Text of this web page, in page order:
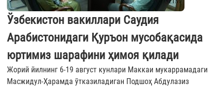
Ўзбекистон вакиллари Саудия
Арабистонидаги Қуръон мусобақасида
юртимиз шарафини ҳимоя қилади
Жорий йилнинг 6-19 август кунлари Маккаи мукаррамадаги
Масжидул-Ҳарамда ўтказиладиган Подшоҳ Абдулазиз